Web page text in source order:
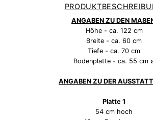
ANGABEN ZU DEN
Höhe - ca. 122 cm
Breite - ca. 60 cm
Tiefe - ca. 70 cm
Bodenplatte - ca. 55 cm
ANGABEN ZU DER
Platte 1
54 cm hoch